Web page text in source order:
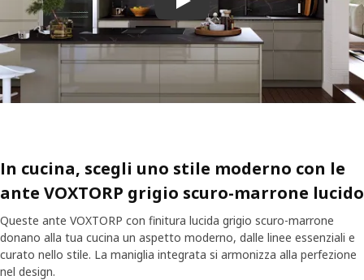
Riproduci video
In cucina, scegli uno stile moderno con le
ante VOXTORP grigio scuro-marrone lucido
Queste ante VOXTORP con finitura lucida grigio scuro-marrone
donano alla tua cucina un aspetto moderno, dalle linee essenziali e
curato nello stile. La maniglia integrata si armonizza alla perfezione
nel design.